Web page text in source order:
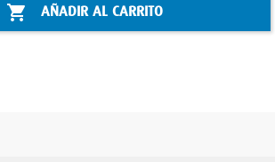
 AÑADIR AL CARRITO